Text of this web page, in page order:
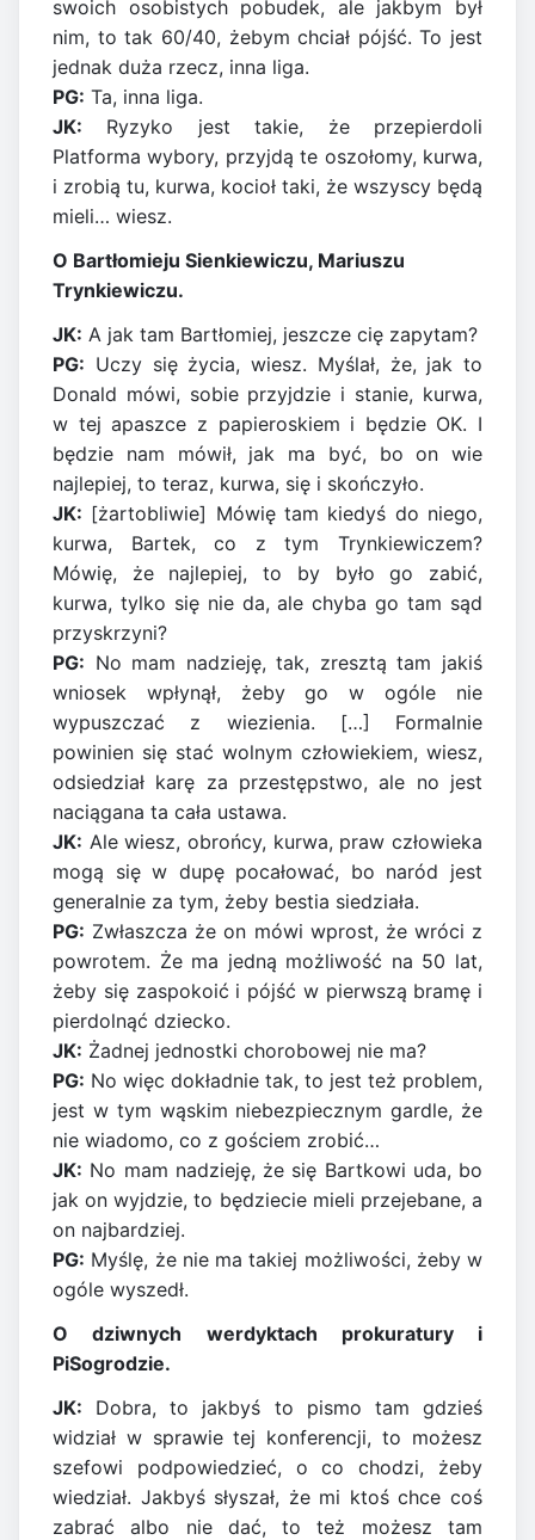
swoich osobistych pobudek, ale jakbym był
nim, to tak 60/40, żebym chciał pójść. To jest
jednak duża rzecz, inna liga.
PG: Ta, inna liga.
JK: Ryzyko jest takie, że przepierdoli
Platforma wybory, przyjdą te oszołomy, kurwa,
i zrobią tu, kurwa, kocioł taki, że wszyscy będą
mieli… wiesz.
O Bartłomieju Sienkiewiczu, Mariuszu
Trynkiewiczu.
JK: A jak tam Bartłomiej, jeszcze cię zapytam?
PG: Uczy się życia, wiesz. Myślał, że, jak to
Donald mówi, sobie przyjdzie i stanie, kurwa,
w tej apaszce z papieroskiem i będzie OK. I
będzie nam mówił, jak ma być, bo on wie
najlepiej, to teraz, kurwa, się i skończyło.
JK: [żartobliwie] Mówię tam kiedyś do niego,
kurwa, Bartek, co z tym Trynkiewiczem?
Mówię, że najlepiej, to by było go zabić,
kurwa, tylko się nie da, ale chyba go tam sąd
przyskrzyni?
PG: No mam nadzieję, tak, zresztą tam jakiś
wniosek wpłynął, żeby go w ogóle nie
wypuszczać z wiezienia. […] Formalnie
powinien się stać wolnym człowiekiem, wiesz,
odsiedział karę za przestępstwo, ale no jest
naciągana ta cała ustawa.
JK: Ale wiesz, obrońcy, kurwa, praw człowieka
mogą się w dupę pocałować, bo naród jest
generalnie za tym, żeby bestia siedziała.
PG: Zwłaszcza że on mówi wprost, że wróci z
powrotem. Że ma jedną możliwość na 50 lat,
żeby się zaspokoić i pójść w pierwszą bramę i
pierdolnąć dziecko.
JK: Żadnej jednostki chorobowej nie ma?
PG: No więc dokładnie tak, to jest też problem,
jest w tym wąskim niebezpiecznym gardle, że
nie wiadomo, co z gościem zrobić…
JK: No mam nadzieję, że się Bartkowi uda, bo
jak on wyjdzie, to będziecie mieli przejebane, a
on najbardziej.
PG: Myślę, że nie ma takiej możliwości, żeby w
ogóle wyszedł.
O dziwnych werdyktach prokuratury i
PiSogrodzie.
JK: Dobra, to jakbyś to pismo tam gdzieś
widział w sprawie tej konferencji, to możesz
szefowi podpowiedzieć, o co chodzi, żeby
wiedział. Jakbyś słyszał, że mi ktoś chce coś
zabrać albo nie dać, to też możesz tam